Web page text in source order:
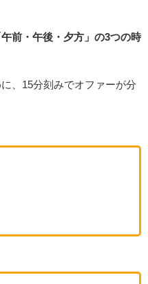
前・午後・夕方」の3つの時
、15分刻みでオファーが分